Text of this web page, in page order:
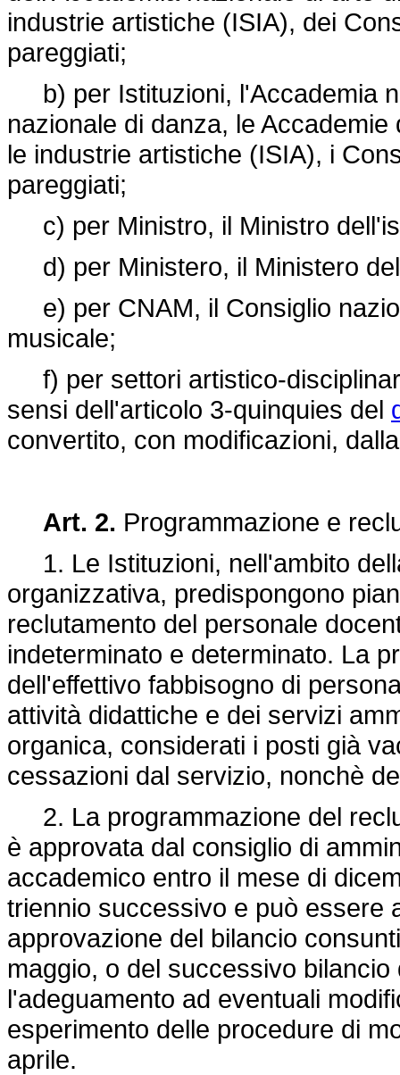
industrie artistiche (ISIA), dei
pareggiati;
b) per Istituzioni, l'Accademia
nazionale di danza, le
le industrie artistiche (ISIA), i
pareggiati;
c) per Ministro, il Ministro
d) per Ministero, il Ministero
e) per CNAM, il Consiglio
musicale;
f) per settori artistico-
sensi dell'articolo 3-quinquies del
convertito, con modificazioni,
Art. 2. Programmazione e
1. Le Istituzioni, nell'ambito
organizzativa, predispongono
reclutamento del personale
indeterminato e determinato. La
dell'effettivo fabbisogno di
attività didattiche e dei servizi
organica, considerati i posti già
cessazioni dal servizio, nonchè
2. La programmazione del
è approvata dal consiglio di
accademico entro il mese di
triennio successivo e può essere
approvazione del bilancio
maggio, o del successivo
l'adeguamento ad eventuali
esperimento delle procedure di
aprile.